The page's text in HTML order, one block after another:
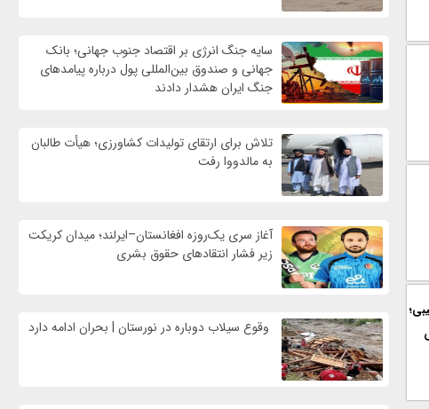
سایه جنگ انرژی بر اقتصاد جنوب جهانی؛ بانک
جهانی و صندوق بین‌المللی پول درباره پیامدهای
جنگ ایران هشدار دادند
تلاش برای ارتقای تولیدات کشاورزی؛ هیأت طالبان
به مالدووا رفت
آغاز سری یک‌روزه افغانستان–ایرلند؛ میدان کریکت
زیر فشار انتقادهای حقوق بشری
وقوع سیلاب دوباره در نورستان | بحران ادامه دارد